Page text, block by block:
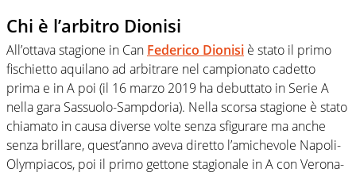
Chi è l’arbitro Dionisi
All’ottava stagione in Can Federico Dionisi è stato il primo
fischietto aquilano ad arbitrare nel campionato cadetto
prima e in A poi (il 16 marzo 2019 ha debuttato in Serie A
nella gara Sassuolo-Sampdoria). Nella scorsa stagione è stato
chiamato in causa diverse volte senza sfigurare ma anche
senza brillare, quest’anno aveva diretto l’amichevole Napoli-
Olympiacos, poi il primo gettone stagionale in A con Verona-